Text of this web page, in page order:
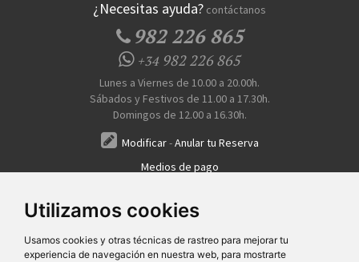
Utilizamos cookies
Usamos cookies y otras técnicas de rastreo para mejorar tu
experiencia de navegación en nuestra web, para mostrarte
¿Necesitas ayuda? contáctanos
982 226 865
+34982 226 865
Lunes a Viernes de 10.00 a 20.00h.
Sábados y Festivos de 11.00 a 17.30h.
Domingos de 12.00 a 16.30h.
Modificar-Anular tu Reserva
Medios de pago